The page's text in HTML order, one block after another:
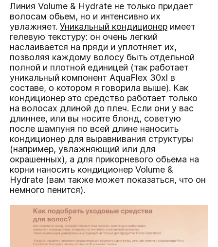
Линия Volume & Hydrate не только придает
волосам обьем, но и интенсивно их
увлажняет. Уникальный кондиционер имеет
гелевую текстуру: он очень легкий
наслаивается на пряди и уплотняет их,
позволяя каждому волосу быть отдельной
полной и плотной единицей (так работает
уникальный компонент AquaFlex 30xl в
составе, о котором я говорила выше). Как
кондиционер это средство работает только
на волосах длиной до плеч. Если они у вас
длиннее, или вы носите блонд, советую
после шампуня по всей длине наносить
кондиционер для выравнивания структуры
(например, увлажняющий или для
окрашенных), а для прикорневого обьема на
корни наносить кондиционер Volume &
Hydrate (вам также может показаться, что он
немного пенится).